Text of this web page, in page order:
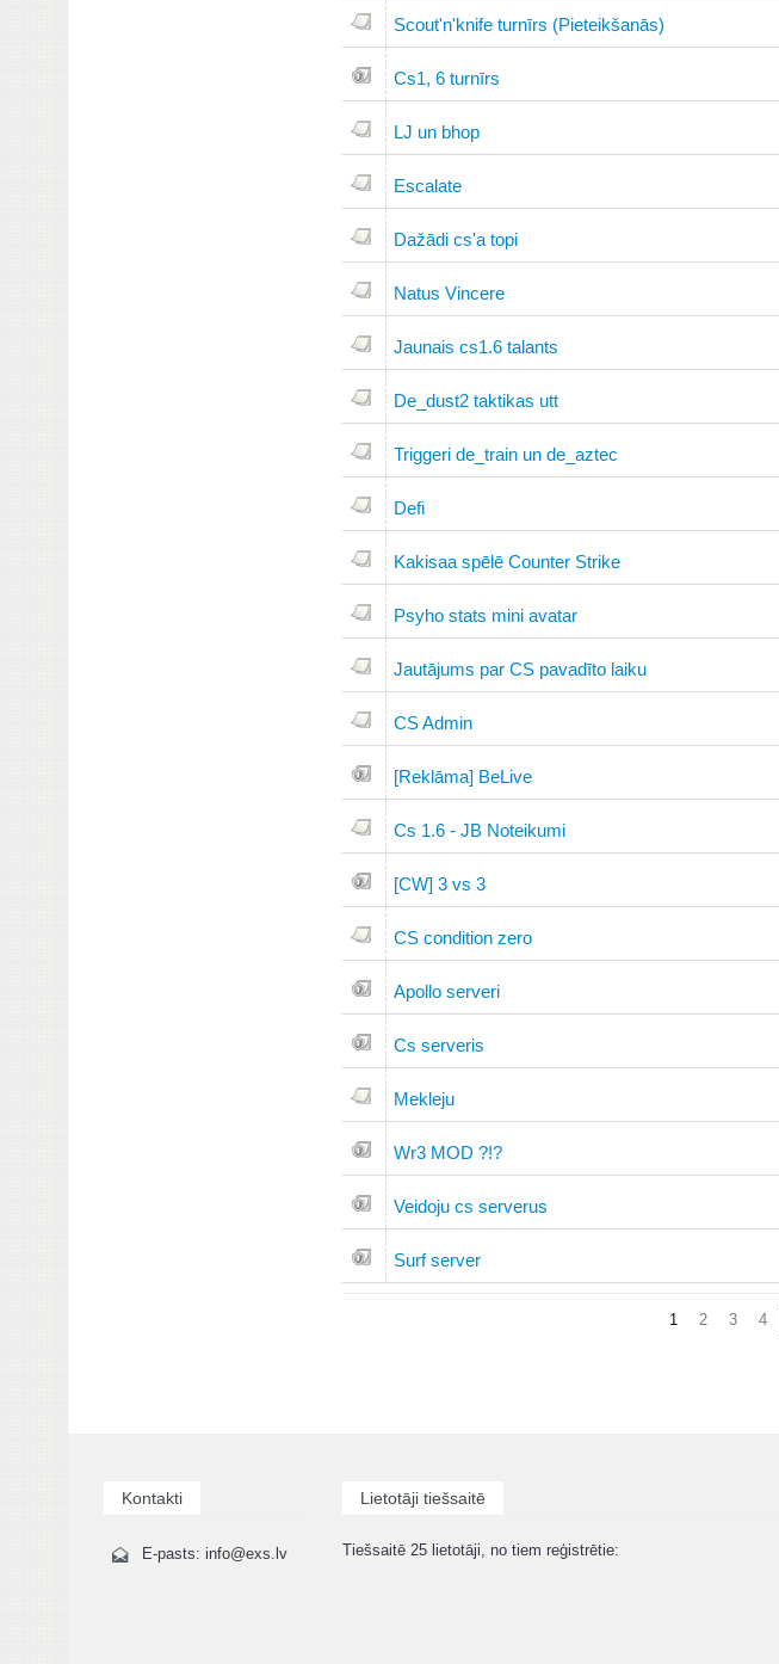
Scout'n'knife turnīrs (Pieteikšanās)
Cs1, 6 turnīrs
LJ un bhop
Escalate
Dažādi cs'a topi
Natus Vincere
Jaunais cs1.6 talants
De_dust2 taktikas utt
Triggeri de_train un de_aztec
Defi
Kakisaa spēlē Counter Strike
Psyho stats mini avatar
Jautājums par CS pavadīto laiku
CS Admin
[Reklāma] BeLive
Cs 1.6 - JB Noteikumi
[CW] 3 vs 3
CS condition zero
Apollo serveri
Cs serveris
Mekleju
Wr3 MOD ?!?
Veidoju cs serverus
Surf server
1 2 3 4
Kontakti
E-pasts: info@exs.lv
Lietotāji tiešsaitē
Tiešsaitē 25 lietotāji, no tiem reģistrētie: